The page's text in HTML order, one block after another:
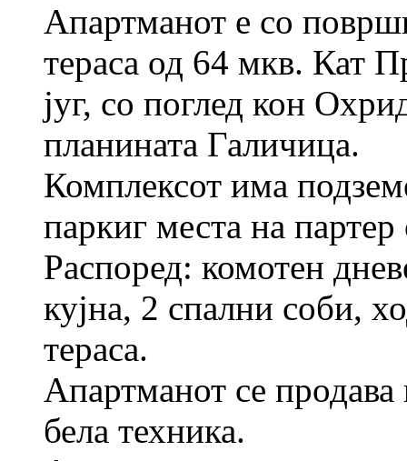
Апартманот е со
тераса од 64 мкв. Кат
југ, со поглед кон
планината Галичица.
Комплексот има
паркиг места на партер
Распоред: комотен
кујна, 2 спални соби,
тераса.
Апартманот се
бела техника.